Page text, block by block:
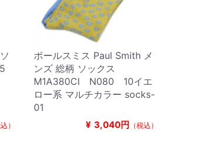
）
ポールスミス Paul Smith メ
ンズ 総柄 ソックス
M1A380CI N080 10イエ
ロー系 マルチカラー socks-
01
¥ 3,040円 （税込）